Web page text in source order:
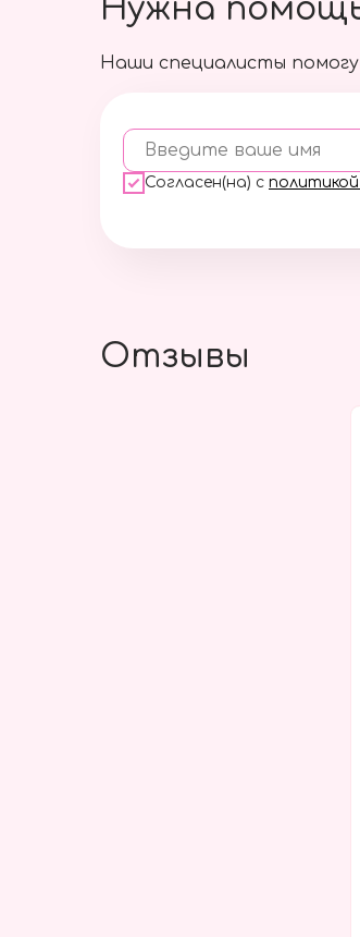
Наши специалисты
Введите ваше имя
Согласен(на) с
Нужна
Отзывы